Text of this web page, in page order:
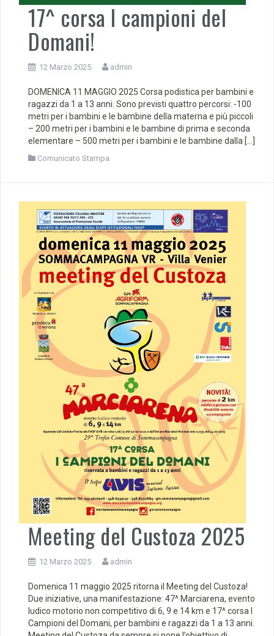
17^ corsa I campioni del
Domani!
12 Marzo 2025 admin
DOMENICA 11 MAGGIO 2025 Corsa podistica per bambini e
ragazzi da 1 a 13 anni. Sono previsti quattro percorsi: -100
metri per i bambini e le bambine della materna e più piccoli
– 200 metri per i bambini e le bambine di prima e seconda
elementare – 500 metri per i bambini e le bambine dalla […]
Comunicato Stampa
Meeting del Custoza 2025
12 Marzo 2025 admin
Domenica 11 maggio 2025 ritorna il Meeting del Custoza!
Due iniziative, una manifestazione: 47^ Marciarena, evento
ludico motorio non competitivo di 6, 9 e 14 km e 17^ corsa I
Campioni del Domani, per bambini e ragazzi da 1 a 13 anni.